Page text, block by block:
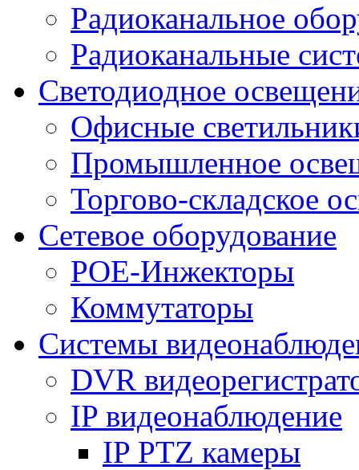
Радиоканальное
Радиоканальные
Светодиодное
Офисные
Промышленное
Торгово-складское
Сетевое оборудование
POE-Инжекторы
Коммутаторы
Системы
DVR
IP видеонаблюдение
IP PTZ камеры